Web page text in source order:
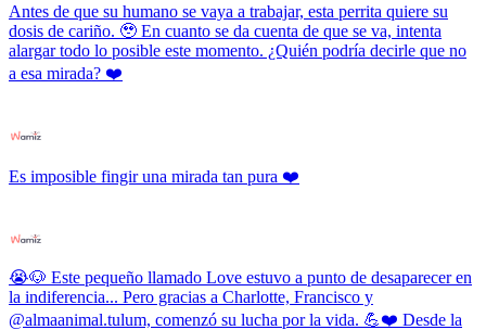
Antes de que su humano se vaya a trabajar, esta perrita quiere su
dosis de cariño. 🥹 En cuanto se da cuenta de que se va, intenta
alargar todo lo posible este momento. ¿Quién podría decirle que no
a esa mirada? ❤️
Es imposible fingir una mirada tan pura ❤️
😭🐶 Este pequeño llamado Love estuvo a punto de desaparecer en
la indiferencia... Pero gracias a Charlotte, Francisco y
@almaanimal.tulum, comenzó su lucha por la vida. 💪❤️ Desde la